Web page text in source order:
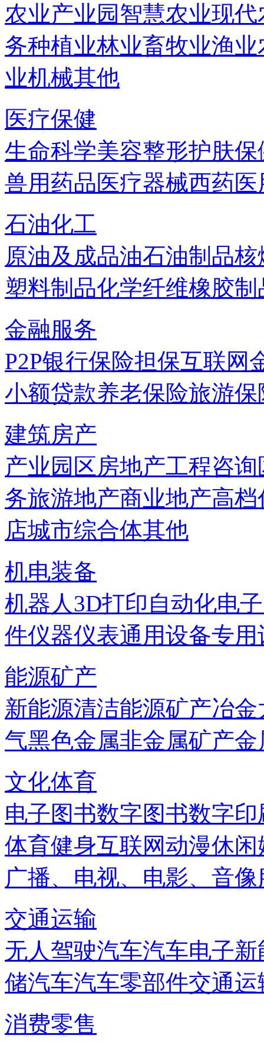
农业产业园智慧农业现代
务种植业林业畜牧业渔业
业机械其他
医疗保健
生命科学美容整形护肤保
兽用药品医疗器械西药
石油化工
原油及成品油石油制品核
塑料制品化学纤维橡胶制
金融服务
P2P银行保险担保互联网
小额贷款养老保险旅游保
建筑房产
产业园区房地产工程咨询
务旅游地产商业地产高档
店城市综合体其他
机电装备
机器人3D打印自动化电
件仪器仪表通用设备专用
能源矿产
新能源清洁能源矿产冶金
气黑色金属非金属矿产金
文化体育
电子图书数字图书数字印
体育健身互联网动漫休闲
广播、电视、电影、音像
交通运输
无人驾驶汽车汽车电子新
储汽车汽车零部件交通
消费零售